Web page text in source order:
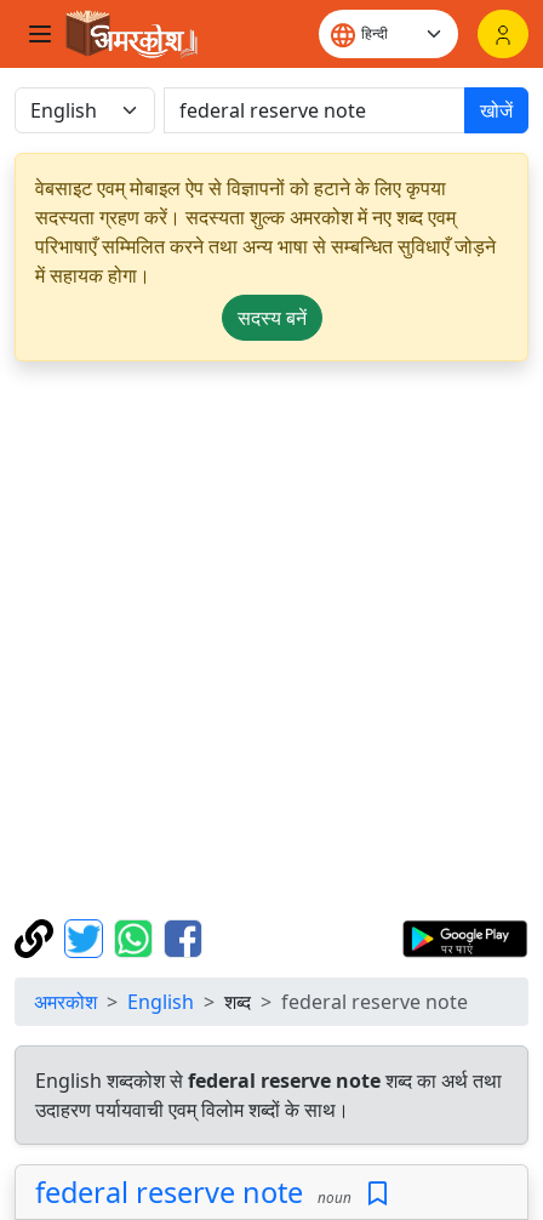
खोजें
वेबसाइट एवम् मोबाइल ऐप से विज्ञापनों को हटाने के लिए कृपया
सदस्यता ग्रहण करें। सदस्यता शुल्क अमरकोश में नए शब्द एवम्
परिभाषाएँ सम्मिलित करने तथा अन्य भाषा से सम्बन्धित सुविधाएँ जोड़ने
में सहायक होगा।
सदस्य बनें
अमरकोश English शब्द federal reserve note
English शब्दकोश सेfederal reserve noteशब्द का अर्थ तथा
उदाहरण पर्यायवाची एवम् विलोम शब्दों के साथ।
federal reserve note noun